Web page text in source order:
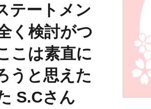
テートメン
く検討がつ
こは素直に
うと思えた
S.Cさん